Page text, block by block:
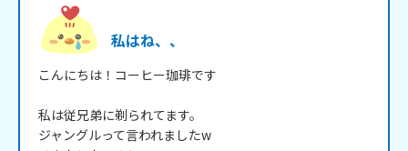
私はね、、
こんにちは！コーヒー珈琲です
私は従兄弟に剃られてます。
ジャングルって言われましたw